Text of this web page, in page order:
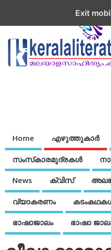
Home എഴുത്തുകാര്‍
സംസ്‌കാരമുദ്രകള്‍
News ക്വിസ്
വ്യാകരണം
ഭാഷാജാലം ഭാഷാ
Exit